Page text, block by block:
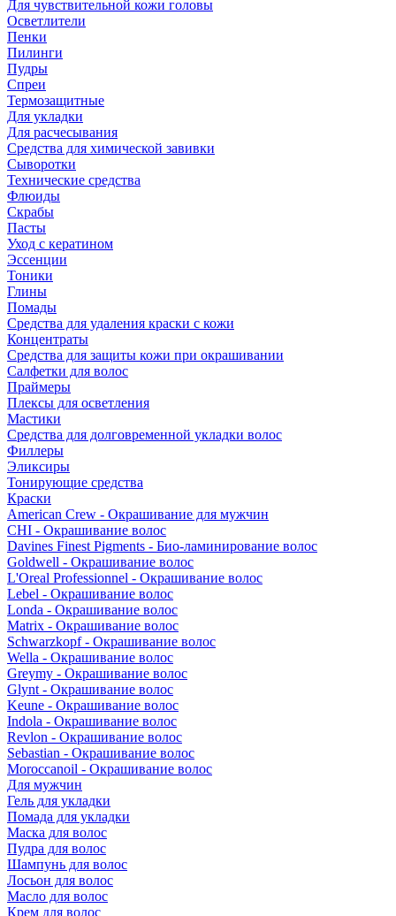
Для чувствительной кожи головы
Осветлители
Пенки
Пилинги
Пудры
Спреи
Термозащитные
Для укладки
Для расчесывания
Средства для химической завивки
Сыворотки
Технические средства
Флюиды
Скрабы
Пасты
Уход с кератином
Эссенции
Тоники
Глины
Помады
Средства для удаления краски с кожи
Концентраты
Средства для защиты кожи при окрашивании
Салфетки для волос
Праймеры
Плексы для осветления
Мастики
Средства для долговременной укладки волос
Филлеры
Эликсиры
Тонирующие средства
Краски
American Crew - Окрашивание для мужчин
CHI - Окрашивание волос
Davines Finest Pigments - Био-ламинирование волос
Goldwell - Окрашивание волос
L'Oreal Professionnel - Окрашивание волос
Lebel - Окрашивание волос
Londa - Окрашивание волос
Matrix - Окрашивание волос
Schwarzkopf - Окрашивание волос
Wella - Окрашивание волос
Greymy - Окрашивание волос
Glynt - Окрашивание волос
Keune - Окрашивание волос
Indola - Окрашивание волос
Revlon - Окрашивание волос
Sebastian - Окрашивание волос
Moroccanoil - Окрашивание волос
Для мужчин
Гель для укладки
Помада для укладки
Маска для волос
Пудра для волос
Шампунь для волос
Лосьон для волос
Масло для волос
Крем для волос